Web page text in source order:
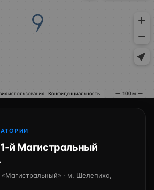
й Магистральный
· м. Шелепиха,